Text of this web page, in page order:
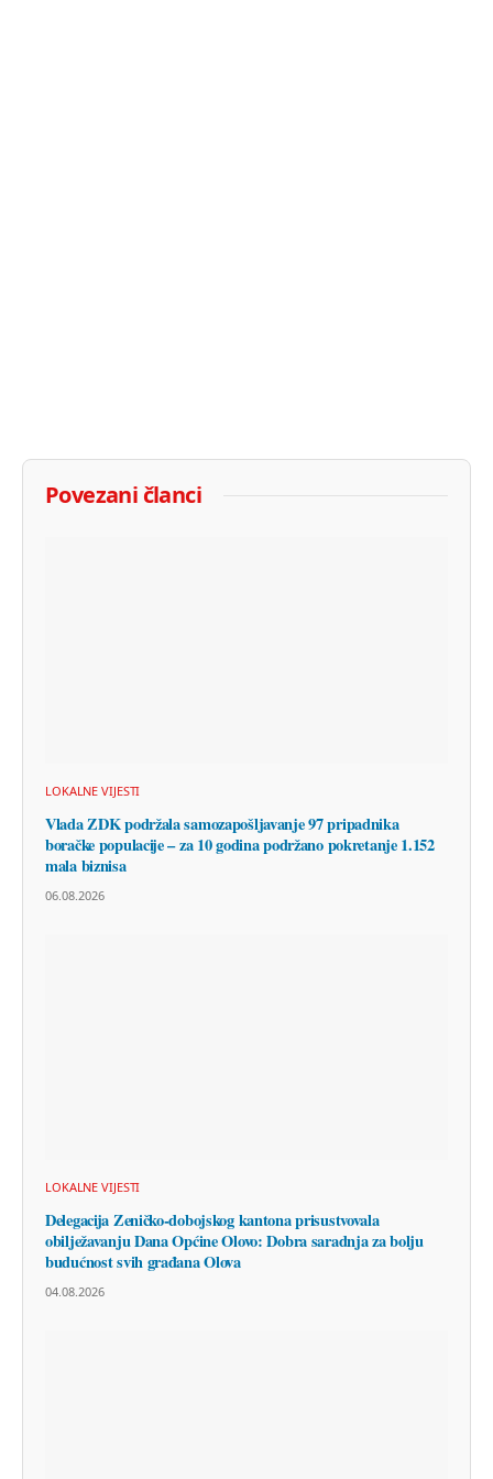
Povezani članci
LOKALNE VIJESTI
Vlada ZDK podržala samozapošljavanje 97 pripadnika
boračke populacije – za 10 godina podržano pokretanje 1.152
mala biznisa
06.08.2026
LOKALNE VIJESTI
Delegacija Zeničko-dobojskog kantona prisustvovala
obilježavanju Dana Općine Olovo: Dobra saradnja za bolju
budućnost svih građana Olova
04.08.2026